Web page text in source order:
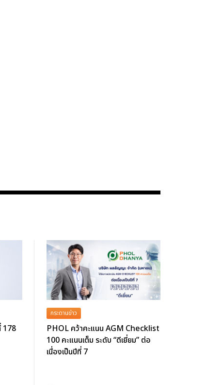
178
กระดานข่าว
PHOL คว้าคะแนน AGM Checklist
100 คะแนนเต็ม ระดับ “ดีเยี่ยม” ต่อ
เนื่องเป็นปีที่ 7